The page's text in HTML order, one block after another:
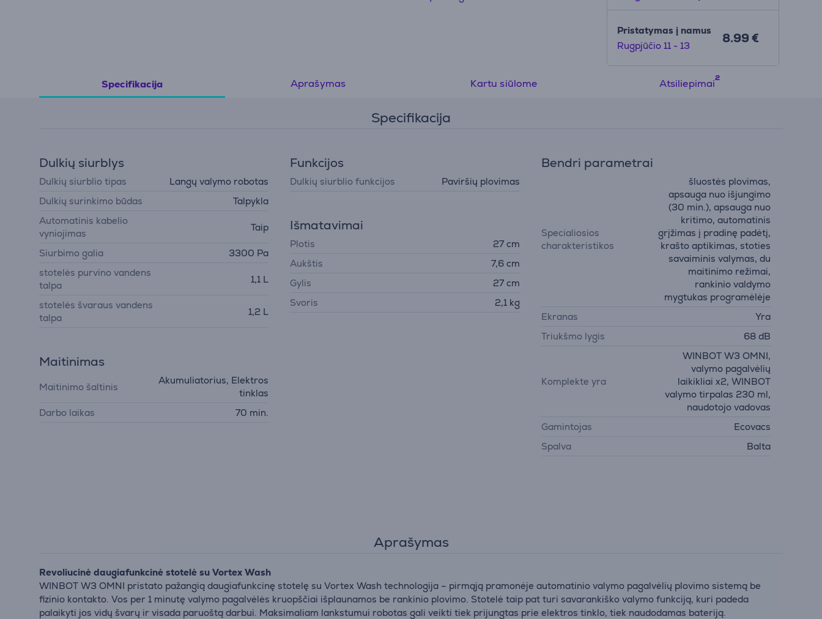
nustatymus
Pristatymas į namus
Rugpjūčio 11 - 13
8.99 €
Specifikacija Aprašymas Kartu siūlome Atsiliepimai
Specifikacija
Dulkių siurblys
Dulkių siurblio tipas
Langų valymo robotas
Dulkių surinkimo būdas
Talpykla
Automatinis kabelio
vyniojimas
Taip
Siurbimo galia
3300 Pa
stotelės purvino vandens
talpa
1,1 L
stotelės švaraus vandens
talpa
1,2 L
Maitinimas
Maitinimo šaltinis
Akumuliatorius, Elektros
tinklas
Darbo laikas
70 min.
Funkcijos
Dulkių siurblio funkcijos Paviršių plovimas
Išmatavimai
Plotis
27 cm
Aukštis
7,6 cm
Gylis
27 cm
Svoris
2,1 kg
Bendri parametrai
Specialiosios
charakteristikos
šluostės plovimas,
apsauga nuo išjungimo
(30 min.), apsauga nuo
kritimo, automatinis
grįžimas į pradinę padėtį,
krašto aptikimas, stoties
savaiminis valymas, du
maitinimo režimai,
rankinio valdymo
mygtukas programėlėje
Ekranas
Yra
Triukšmo lygis
68 dB
Komplekte yra
WINBOT W3 OMNI,
valymo pagalvėlių
laikikliai x2, WINBOT
valymo tirpalas 230 ml,
naudotojo vadovas
Gamintojas
Ecovacs
Spalva
Balta
Aprašymas
Revoliucinė daugiafunkcinė stotelė su Vortex Wash
WINBOT W3 OMNI pristato pažangią daugiafunkcinę stotelę su Vortex Wash technologija – pirmąją pramonėje automatinio valymo pagalvėlių plovimo sistemą be
fizinio kontakto. Vos per 1 minutę valymo pagalvėlės kruopščiai išplaunamos be rankinio plovimo. Stotelė taip pat turi savarankiško valymo funkciją, kuri padeda
palaikyti jos vidų švarų ir visada paruoštą darbui. Maksimaliam lankstumui robotas gali veikti tiek prijungtas prie elektros tinklo, tiek naudodamas bateriją.